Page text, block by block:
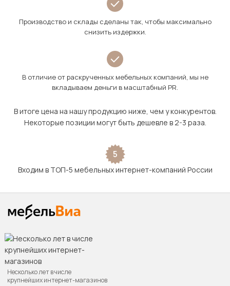
Производство и склады сделаны так, чтобы максимально
снизить издержки.
В отличие от раскрученных мебельных компаний, мы не
вкладываем деньги в масштабный PR.
В итоге цена на нашу продукцию ниже, чем у конкурентов.
Некоторые позиции могут быть дешевле в 2-3 раза.
5
Входим в ТОП-5 мебельных интернет-компаний России
Несколько лет в числе
крупнейших интернет-магазинов